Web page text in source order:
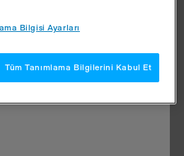
Bilgisi Ayarları
Tüm Tanımlama Bilgilerini Kabul Et